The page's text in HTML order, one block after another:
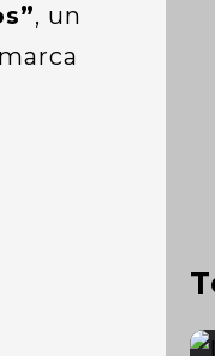
, un